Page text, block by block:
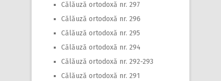
Călăuză ortodoxă nr. 297
Călăuză ortodoxă nr. 296
Călăuză ortodoxă nr. 295
Călăuză ortodoxă nr. 294
Călăuză ortodoxă nr. 292-293
Călăuză ortodoxă nr. 291